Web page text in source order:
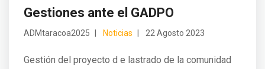
Gestiones ante el GADPO
ADMtaracoa2025 Noticias 22 Agosto 2023
Gestión del proyecto d e lastrado de la comunidad